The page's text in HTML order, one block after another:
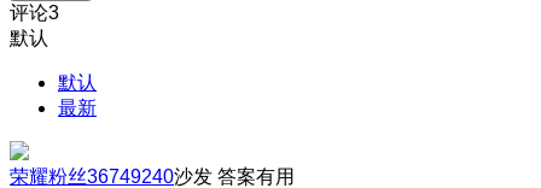
评论3
默认
默认
最新
荣耀粉丝36749240沙发 答案有用